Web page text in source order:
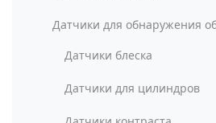
Датчики для обнаружения
Датчики блеска
Датчики для цилиндров